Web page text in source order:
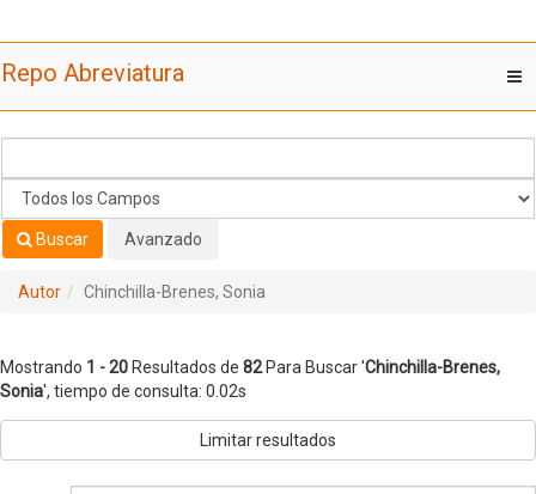
Sonia'
Repo Abreviatura
Buscar Avanzado
Autor Chinchilla-Brenes, Sonia
Mostrando 1 - 20 Resultados de 82Para Buscar 'Chinchilla-Brenes,
Sonia', tiempo de consulta: 0.02s
Limitar resultados